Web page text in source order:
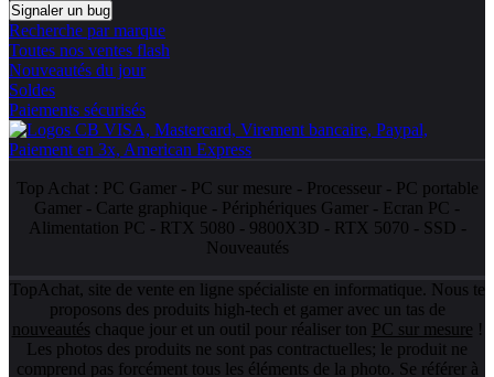
Signaler un bug
Recherche par marque
Toutes nos ventes flash
Nouveautés du jour
Soldes
Paiements sécurisés
Top Achat : PC Gamer- PC sur mesure - Processeur- PC portable
Gamer - Carte graphique - Périphériques Gamer - Ecran PC -
Alimentation PC - RTX 5080 - 9800X3D - RTX 5070 - SSD -
Nouveautés
TopAchat, site de vente en ligne spécialiste en informatique. Nous te
proposons des produits high-tech et gamer avec un tas de
nouveautés chaque jour et un outil pour réaliser ton PC sur mesure !
Les photos des produits ne sont pas contractuelles; le produit ne
comprend pas forcément tous les éléments de la photo. Se référer à